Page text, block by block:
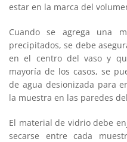
estar en la marca del
Cuando se agrega una
precipitados, se debe
en el centro del vaso y
mayoría de los casos, se
de agua desionizada para
la muestra en las paredes
El material de vidrio debe
secarse entre cada